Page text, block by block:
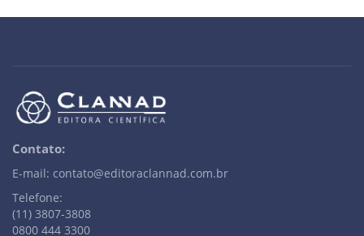
Contato:
E-mail: contato@editoraclannad.com.br
Telefone:
(11) 3807-3808
0800 444 3300